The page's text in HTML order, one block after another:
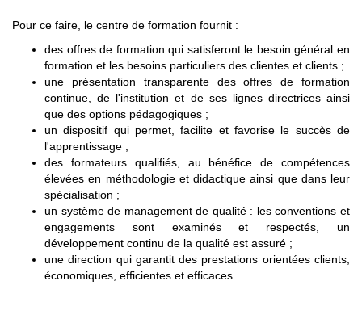
Pour ce faire, le centre de formation fournit :
des offres de formation qui satisferont le besoin général en
formation et les besoins particuliers des clientes et clients ;
une présentation transparente des offres de formation
continue, de l'institution et de ses lignes directrices ainsi
que des options pédagogiques ;
un dispositif qui permet, facilite et favorise le succès de
l'apprentissage ;
des formateurs qualifiés, au bénéfice de compétences
élevées en méthodologie et didactique ainsi que dans leur
spécialisation ;
un système de management de qualité : les conventions et
engagements sont examinés et respectés, un
développement continu de la qualité est assuré ;
une direction qui garantit des prestations orientées clients,
économiques, efficientes et efficaces.